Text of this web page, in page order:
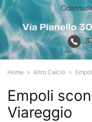
Home Altro Calcio
Empoli
Viareggio